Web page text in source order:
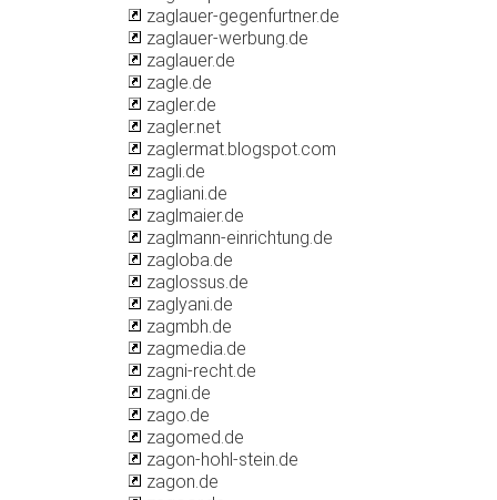
zaglauer-gegenfurtner.de
zaglauer-werbung.de
zaglauer.de
zagle.de
zagler.de
zagler.net
zaglermat.blogspot.com
zagli.de
zagliani.de
zaglmaier.de
zaglmann-einrichtung.de
zagloba.de
zaglossus.de
zaglyani.de
zagmbh.de
zagmedia.de
zagni-recht.de
zagni.de
zago.de
zagomed.de
zagon-hohl-stein.de
zagon.de